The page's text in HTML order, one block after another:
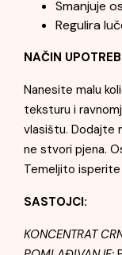
Smanjuje
Regulira
NAČIN
Nanesite malu
teksturu i
vlasištu. Dodajte
ne stvori pjena.
Temeljito
SASTOJCI:
KONCENTRAT